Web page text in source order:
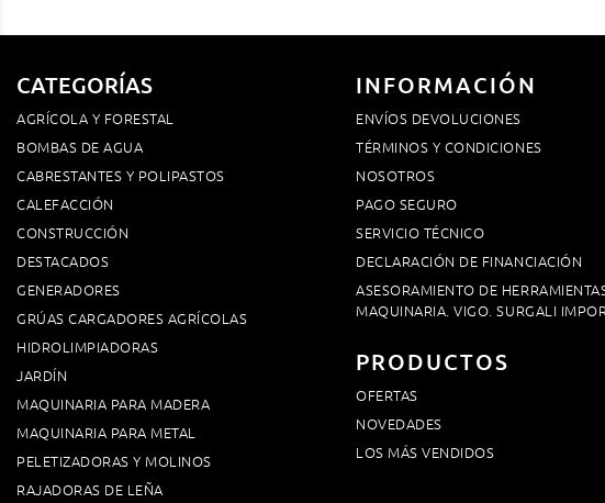
CATEGORÍAS
AGRÍCOLA Y FORESTAL
BOMBAS DE AGUA
CABRESTANTES Y POLIPASTOS
CALEFACCIÓN
CONSTRUCCIÓN
DESTACADOS
GENERADORES
GRÚAS CARGADORES AGRÍCOLAS
HIDROLIMPIADORAS
JARDÍN
MAQUINARIA PARA MADERA
MAQUINARIA PARA METAL
PELETIZADORAS Y MOLINOS
RAJADORAS DE LEÑA
INFORMACIÓN
ENVÍOS DEVOLUCIONES
TÉRMINOS Y CONDICIONES
NOSOTROS
PAGO SEGURO
SERVICIO TÉCNICO
DECLARACIÓN DE FINANCIACIÓN
ASESORAMIENTO DE
MAQUINARIA. VIGO. SURGALI
PRODUCTOS
OFERTAS
NOVEDADES
LOS MÁS VENDIDOS